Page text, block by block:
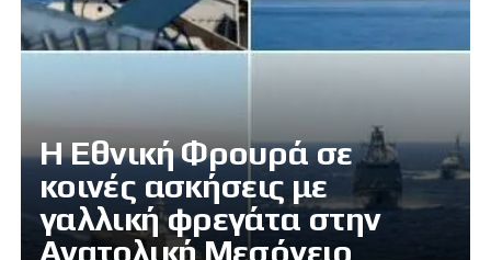
Η Εθνική Φρουρά σε
κοινές ασκήσεις με
γαλλική φρεγάτα στην
Ανατολική Μεσόγειο